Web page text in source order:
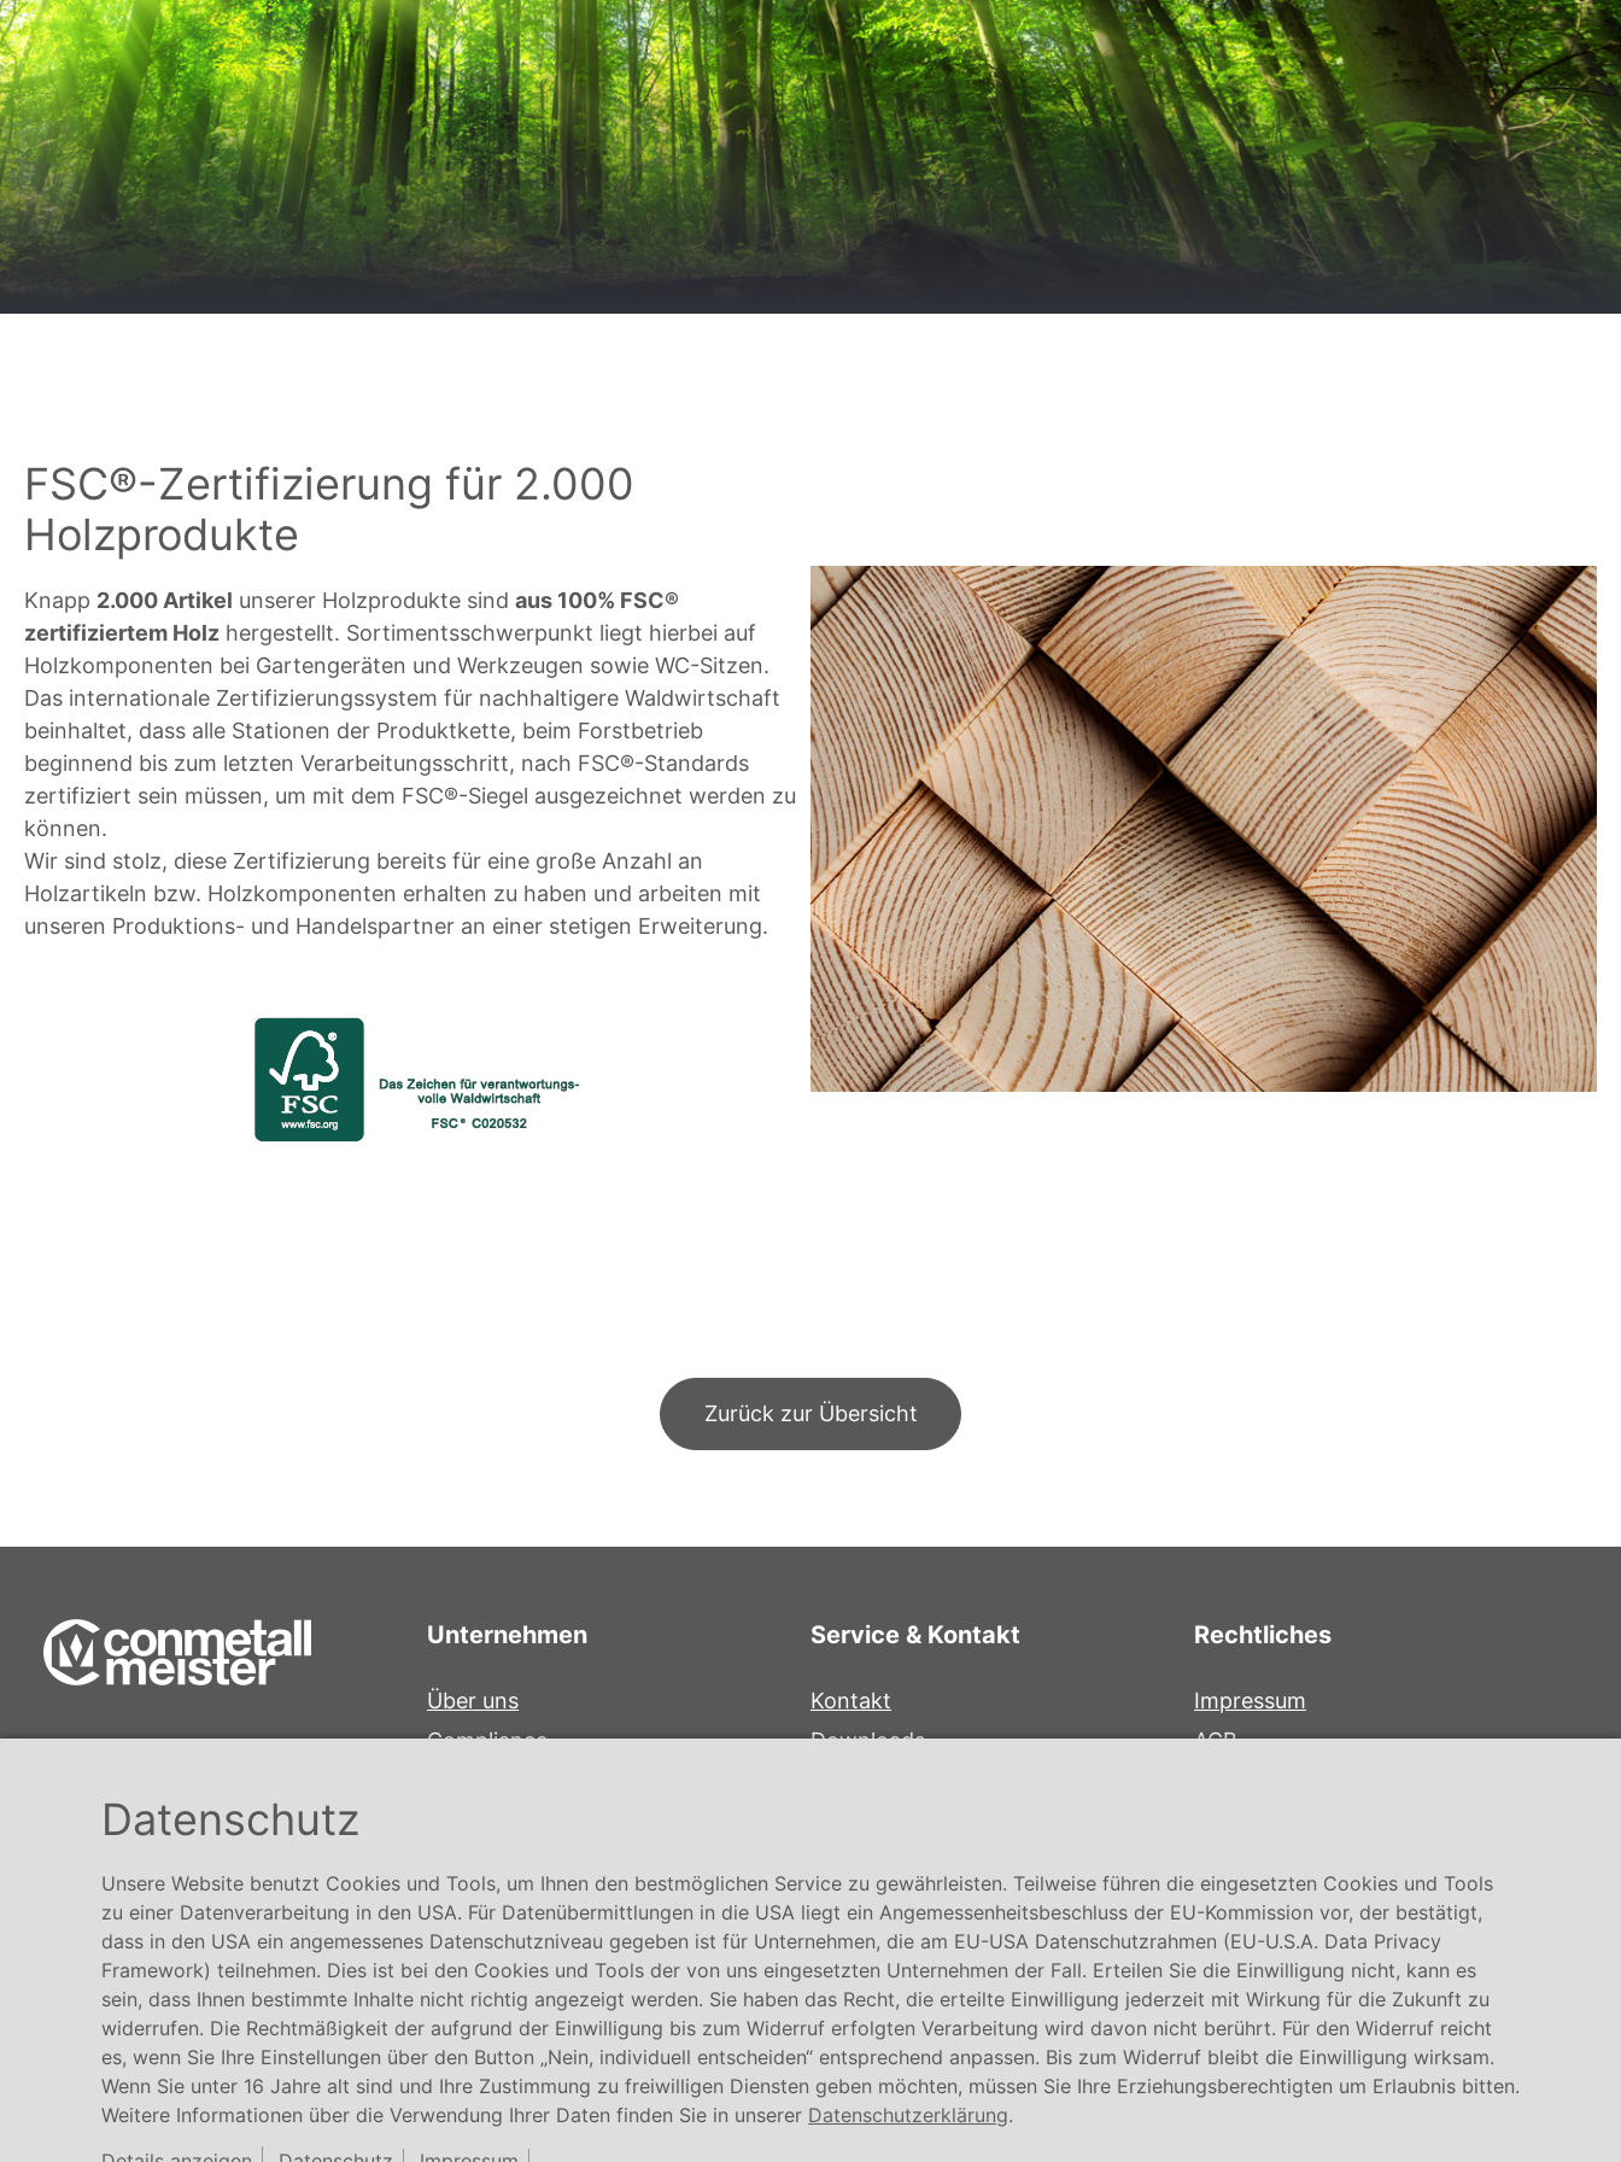
FSC®-Zertifizierung für 2.000
Holzprodukte
Knapp 2.000 Artikel unserer Holzprodukte sind aus 100% FSC®
zertifiziertem Holz hergestellt. Sortimentsschwerpunkt liegt hierbei auf
Holzkomponenten bei Gartengeräten und Werkzeugen sowie WC-Sitzen.
Das internationale Zertifizierungssystem für nachhaltigere Waldwirtschaft
beinhaltet, dass alle Stationen der Produktkette, beim Forstbetrieb
beginnend bis zum letzten Verarbeitungsschritt, nach FSC®-Standards
zertifiziert sein müssen, um mit dem FSC®-Siegel ausgezeichnet werden zu
können.
Wir sind stolz, diese Zertifizierung bereits für eine große Anzahl an
Holzartikeln bzw. Holzkomponenten erhalten zu haben und arbeiten mit
unseren Produktions- und Handelspartner an einer stetigen Erweiterung.
Zurück zur Übersicht
+49 5141-180
www.conmetallmeister.de
Unternehmen
Über uns
Compliance
Service & Kontakt
Kontakt
Downloads
Rechtliches
Impressum
AGB
© Conmetall Meister GmbH
Datenschutz
Unsere Website benutzt Cookies und Tools, um Ihnen den bestmöglichen Service zu gewährleisten. Teilweise führen die eingesetzten Cookies und Tools
zu einer Datenverarbeitung in den USA. Für Datenübermittlungen in die USA liegt ein Angemessenheitsbeschluss der EU-Kommission vor, der bestätigt,
dass in den USA ein angemessenes Datenschutzniveau gegeben ist für Unternehmen, die am EU-USA Datenschutzrahmen (EU-U.S.A. Data Privacy
Framework) teilnehmen. Dies ist bei den Cookies und Tools der von uns eingesetzten Unternehmen der Fall. Erteilen Sie die Einwilligung nicht, kann es
sein, dass Ihnen bestimmte Inhalte nicht richtig angezeigt werden. Sie haben das Recht, die erteilte Einwilligung jederzeit mit Wirkung für die Zukunft zu
widerrufen. Die Rechtmäßigkeit der aufgrund der Einwilligung bis zum Widerruf erfolgten Verarbeitung wird davon nicht berührt. Für den Widerruf reicht
es, wenn Sie Ihre Einstellungen über den Button „Nein, individuell entscheiden“ entsprechend anpassen. Bis zum Widerruf bleibt die Einwilligung wirksam.
Wenn Sie unter 16 Jahre alt sind und Ihre Zustimmung zu freiwilligen Diensten geben möchten, müssen Sie Ihre Erziehungsberechtigten um Erlaubnis bitten.
Weitere Informationen über die Verwendung Ihrer Daten finden Sie in unserer Datenschutzerklärung.